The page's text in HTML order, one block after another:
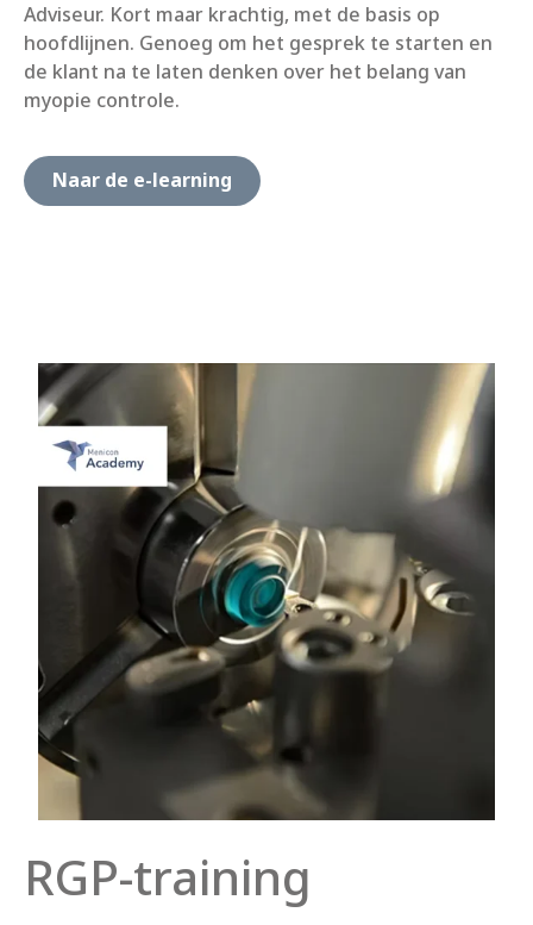
Adviseur. Kort maar krachtig, met de basis op
hoofdlijnen. Genoeg om het gesprek te starten en
de klant na te laten denken over het belang van
myopie controle.
Naar de e-learning
RGP-training